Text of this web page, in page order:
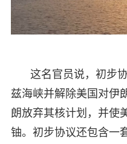
这名官员说，初步
兹海峡并解除美国对伊
朗放弃其核计划，并使
铀。初步协议还包含一